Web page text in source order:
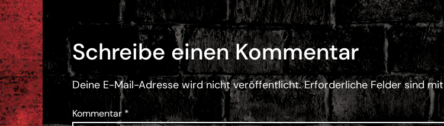
Schreibe einen Kommentar
Deine E-Mail-Adresse wird nicht veröffentlicht. Erforderliche Felder sind mit
Kommentar *